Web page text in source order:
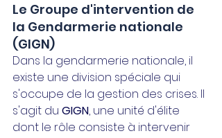
Le Groupe d'intervention de
la Gendarmerie nationale
(GIGN)
Dans la gendarmerie nationale, il
existe une division spéciale qui
s'occupe de la gestion des crises. Il
s'agit du GIGN, une unité d'élite
dont le rôle consiste à intervenir